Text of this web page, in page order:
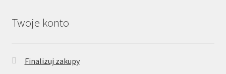
Twoje konto
Finalizuj zakupy